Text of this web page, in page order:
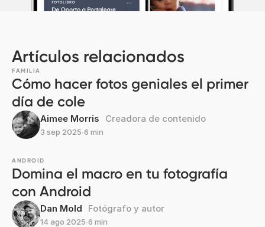
Artículos relacionados
FAMILIA
Cómo hacer fotos geniales el primer
día de cole
Aimee Morris Creadora de contenido
3 sep 2025∙6 min
ANDROID
Domina el macro en tu fotografía
con Android
Dan Mold Fotógrafo y autor
14 ago 2025∙6 min